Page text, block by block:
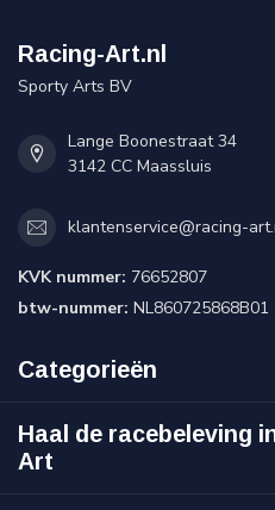
Racing-Art.nl
Sporty Arts BV
Lange Boonestraat 34
3142 CC Maassluis
klantenservice@racing-
KVK nummer: 76652807
btw-nummer: NL860725868B01
Categorieën
Haal de racebeleving
Art